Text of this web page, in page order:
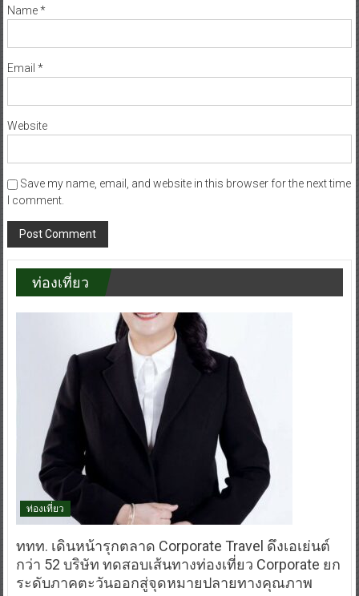
Name*
Email *
Website
Save my name, email, and website in this browser for the next time
I comment.
ท่องเที่ยว
ท่องเที่ยว
ททท. เดินหน้ารุกตลาด Corporate Travel ดึงเอเย่นต์
กว่า 52 บริษัท ทดสอบเส้นทางท่องเที่ยว Corporate ยก
ระดับภาคตะวันออกสู่จุดหมายปลายทางคุณภาพ